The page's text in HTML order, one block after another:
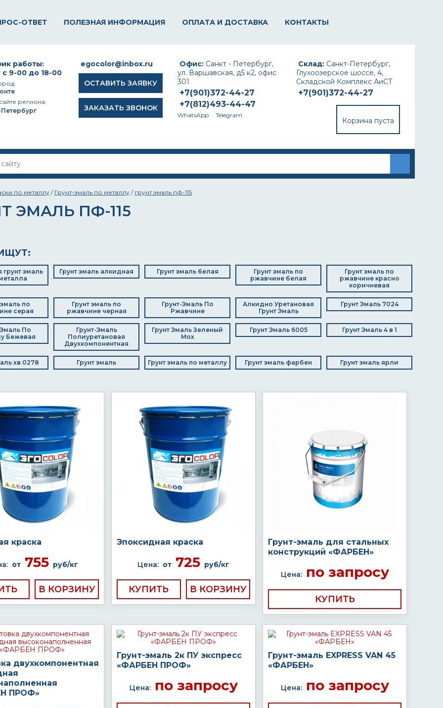
ОТВЕТ ПОЛЕЗНАЯ ИНФОРМАЦИЯ ОПЛАТА И ДОСТАВКА КОНТАКТЫ
Склад: Санкт-Петербург,
Глухоозерское шоссе, 4,
Складской Комплекс АиСТ
+7(901)372-44-27
Корзина пуста
Офис: Санкт - Петербург,
ул. Варшавская, д5 к2, офис
301
+7(901)372-44-27
+7(812)493-44-47
WhatsApp Telegram
egocolor@inbox.ru
ОСТАВИТЬ ЗАЯВКУ
ЗАКАЗАТЬ ЗВОНОК
работы:
с 9-00 до 18-00
региона:
Петербург
по металлу / Грунт-эмаль по металлу / грунт эмаль пф-115
ЭМАЛЬ ПФ-115
эмаль
Грунт эмаль алкидная Грунт эмаль белая
Грунт эмаль по
ржавчине белая
Грунт эмаль по
ржавчине красно
коричневая
эмаль по
серая
Грунт эмаль по
ржавчине черная
Грунт-Эмаль По
Ржавчине
Алкидно Уретановая
Грунт Эмаль
Грунт Эмаль 7024
Эмаль По
Бежевая
Грунт-Эмаль
Полиуретановая
Двухкомпонентная
Грунт Эмаль Зеленый
Мох
Грунт Эмаль 6005 Грунт Эмаль 4 в 1
хв 0278 Грунт эмаль Грунт эмаль по металлу Грунт эмаль фарбен Грунт эмаль ярли
краска
от755 руб/кг
Эпоксидная краска
Цена: от 725 руб/кг
КУПИТЬ
Грунт-эмаль для стальных
конструкций «ФАРБЕН»
Цена:по запросу
КУПИТЬ
двухкомпонентная
ПРОФ»
Грунт-эмаль 2к ПУ экспресс
«ФАРБЕН ПРОФ»
Цена:по запросу
Грунт-эмаль EXPRESS VAN 45
«ФАРБЕН»
Цена:по запросу